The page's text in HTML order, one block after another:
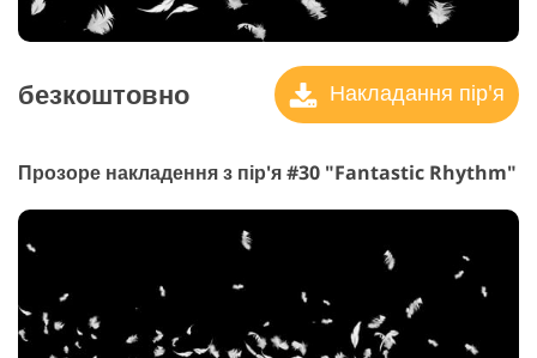
безкоштовно Накладання пір'я
Прозоре накладення з пір'я #30 "Fantastic Rhythm"